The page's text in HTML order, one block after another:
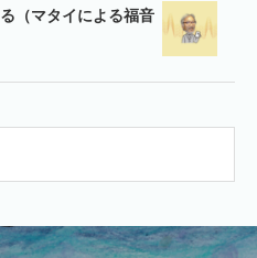
（マタイによる福音